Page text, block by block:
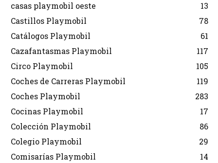
casas playmobil oeste
13
Castillos Playmobil
78
Catálogos Playmobil
61
Cazafantasmas Playmobil
117
Circo Playmobil
105
Coches de Carreras Playmobil
119
Coches Playmobil
283
Cocinas Playmobil
17
Colección Playmobil
86
Colegio Playmobil
29
Comisarías Playmobil
14